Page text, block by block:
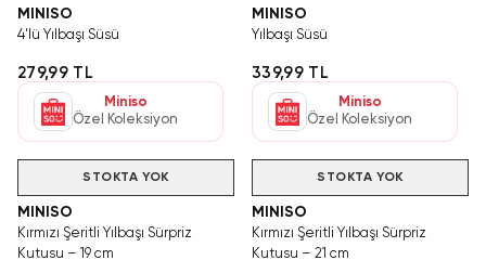
MINISO
4'lü Yılbaşı Süsü
279,99 TL
Miniso
Özel Koleksiyon
MINISO
Yılbaşı Süsü
339,99 TL
Miniso
Özel Koleksiyon
STOKTA YOK
MINISO
Kırmızı Şeritli Yılbaşı Sürpriz
Kutusu – 19 cm
STOKTA YOK
MINISO
Kırmızı Şeritli Yılbaşı Sürpriz
Kutusu – 21 cm